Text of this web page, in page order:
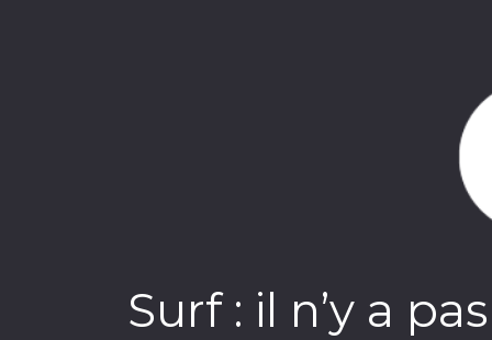
Surf : il n’y a